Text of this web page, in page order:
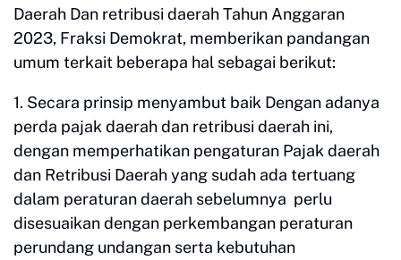
Daerah Dan retribusi daerah Tahun Anggaran
2023, Fraksi Demokrat, memberikan pandangan
umum terkait beberapa hal sebagai berikut:
1. Secara prinsip menyambut baik Dengan adanya
perda pajak daerah dan retribusi daerah ini,
dengan memperhatikan pengaturan Pajak daerah
dan Retribusi Daerah yang sudah ada tertuang
dalam peraturan daerah sebelumnya perlu
disesuaikan dengan perkembangan peraturan
perundang undangan serta kebutuhan